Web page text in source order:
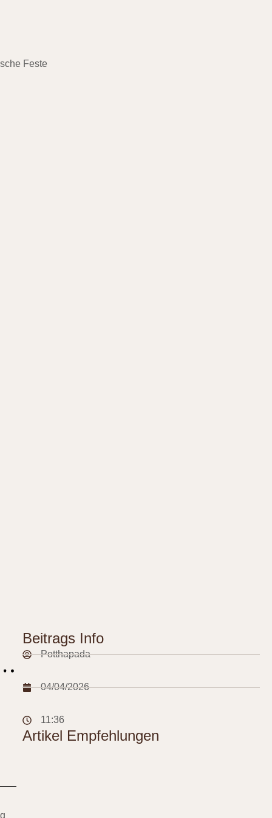
Feste
Beitrags Info
Potthapada
04/04/2026
11:36
Artikel Empfehlungen